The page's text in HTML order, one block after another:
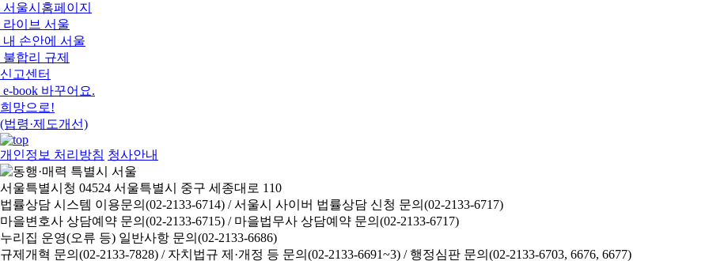
서울시홈페이지
라이브 서울
내 손안에 서울
불합리 규제
신고센터
e-book 바꾸어요.
희망으로!
(법령·제도개선)
개인정보 처리방침 청사안내
서울특별시청 04524 서울특별시 중구 세종대로 110
법률상담 시스템 이용문의(02-2133-6714) /서울시 사이버 법률상담 신청 문의(02-2133-6717)
마을변호사 상담예약 문의(02-2133-6715) / 마을법무사 상담예약 문의(02-2133-6717)
누리집 운영(오류 등) 일반사항 문의(02-2133-6686)
규제개혁 문의(02-2133-7828) / 자치법규 제·개정 등 문의(02-2133-6691~3) / 행정심판 문의(02-2133-6703, 6676, 6677)